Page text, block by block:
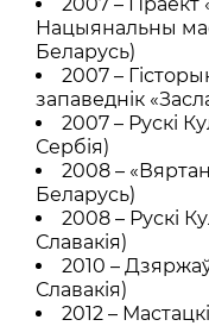
Нацыянальны
Беларусь)
2007 –
запаведнiк
2007 – Рускi
Сербiя)
2008 –
Беларусь)
2008 – Рускi
Славакiя)
2010 –
Славакiя)
2012 –